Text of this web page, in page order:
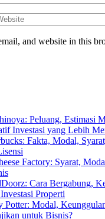
and website in this
Peluang, Estimasi
Investasi yang Lebih
Fakta, Modal,
Factory: Syarat,
Cara Bergabung,
Properti
Potter: Modal,
untuk Bisnis?